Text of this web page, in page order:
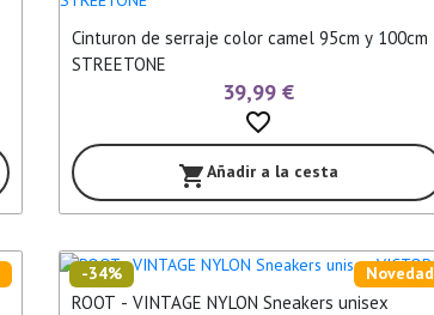
Cinturon de serraje color camel 95cm y 100cm
STREETONE
39,99 €
favorite_border
shopping_cartAñadir a la cesta
ROOT - VINTAGE NYLON Sneakers unisex
Novedad
-34%